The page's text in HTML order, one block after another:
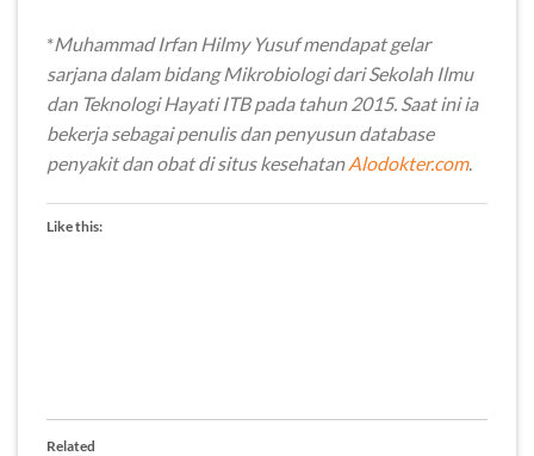
*Muhammad Irfan Hilmy Yusuf mendapat gelar
sarjana dalam bidang Mikrobiologi dari Sekolah Ilmu
dan Teknologi Hayati ITB pada tahun 2015. Saat ini ia
bekerja sebagai penulis dan penyusun database
penyakit dan obat di situs kesehatanAlodokter.com.
Like this:
Related